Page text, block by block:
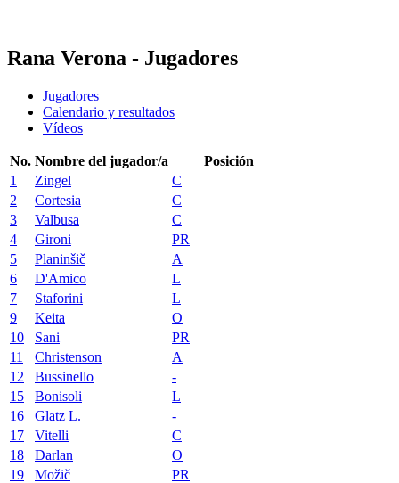
Rana Verona - Jugadores
Jugadores
Calendario y resultados
Vídeos
No. Nombre del jugador/a
Posición
1
Zingel
C
2
Cortesia
C
3
Valbusa
C
4
Gironi
PR
5
Planinšič
A
6
D'Amico
L
7
Staforini
L
9
Keita
O
10
Sani
PR
11
Christenson
A
12
Bussinello
-
15
Bonisoli
L
16
Glatz L.
-
17
Vitelli
C
18
Darlan
O
19
Možič
PR